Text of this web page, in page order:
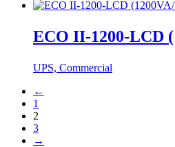
ECO II-1200-LCD
UPS, Commercial
←
1
2
3
→